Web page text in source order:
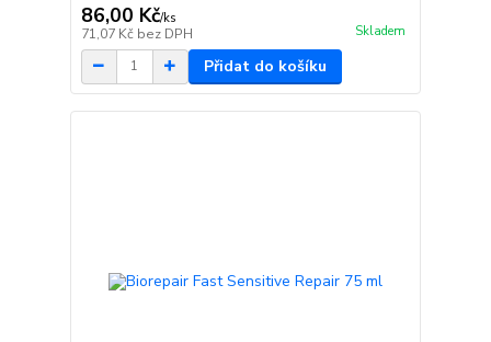
86,00 Kč/ks
71,07 Kč bez DPH Skladem
Přidat do košíku